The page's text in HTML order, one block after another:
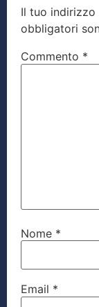
Il tuo indirizzo
obbligatori
Commento *
Nome *
Email *